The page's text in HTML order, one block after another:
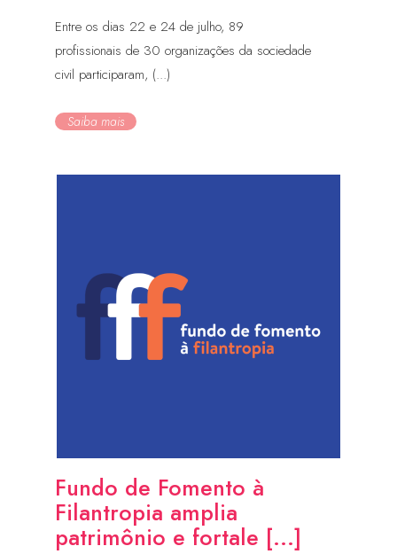
Entre os dias 22 e 24 de julho, 89
profissionais de 30 organizações da sociedade
civil participaram, (...)
Saiba mais
Fundo de Fomento à
Filantropia amplia
patrimônio e fortale [...]